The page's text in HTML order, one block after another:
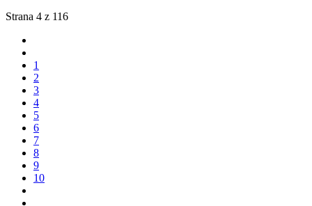
Strana 4 z 116
1
2
3
4
5
6
7
8
9
10